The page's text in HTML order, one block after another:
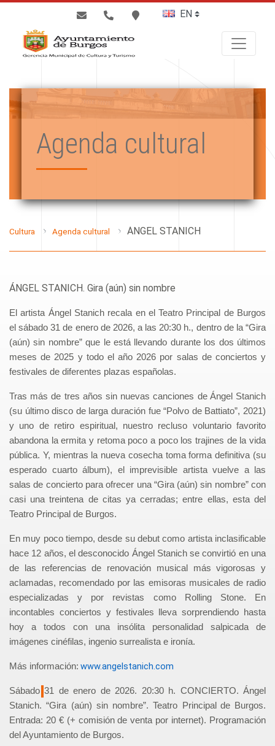
Agenda cultural
Cultura Agenda cultural ÁNGEL STANICH
ÁNGEL STANICH. Gira (aún) sin nombre
El artista Ángel Stanich recala en el Teatro Principal de Burgos
el sábado 31 de enero de 2026, a las 20:30 h., dentro de la “Gira
(aún) sin nombre” que le está llevando durante los dos últimos
meses de 2025 y todo el año 2026 por salas de conciertos y
festivales de diferentes plazas españolas.
Tras más de tres años sin nuevas canciones de Ángel Stanich
(su último disco de larga duración fue “Polvo de Battiato”, 2021)
y uno de retiro espiritual, nuestro recluso voluntario favorito
abandona la ermita y retoma poco a poco los trajines de la vida
pública. Y, mientras la nueva cosecha toma forma definitiva (su
esperado cuarto álbum), el imprevisible artista vuelve a las
salas de concierto para ofrecer una “Gira (aún) sin nombre” con
casi una treintena de citas ya cerradas; entre ellas, esta del
Teatro Principal de Burgos.
En muy poco tiempo, desde su debut como artista inclasificable
hace 12 años, el desconocido Ángel Stanich se convirtió en una
de las referencias de renovación musical más vigorosas y
aclamadas, recomendado por las emisoras musicales de radio
especializadas y por revistas como Rolling Stone. En
incontables conciertos y festivales lleva sorprendiendo hasta
hoy a todos con una insólita personalidad salpicada de
imágenes cinéfilas, ingenio surrealista e ironía.
Más información: www.angelstanich.com
Sábado 31 de enero de 2026. 20:30 h. CONCIERTO. Ángel
Stanich. “Gira (aún) sin nombre”. Teatro Principal de Burgos.
Entrada: 20 € (+ comisión de venta por internet). Programación
del Ayuntamiento de Burgos.